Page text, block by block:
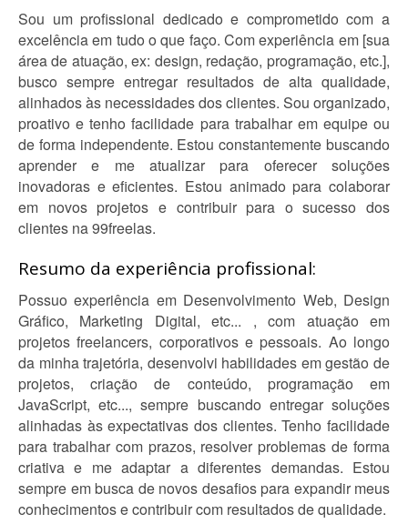
Sou um profissional dedicado e comprometido com a
excelência em tudo o que faço. Com experiência em [sua
área de atuação, ex: design, redação, programação, etc.],
busco sempre entregar resultados de alta qualidade,
alinhados às necessidades dos clientes. Sou organizado,
proativo e tenho facilidade para trabalhar em equipe ou
de forma independente. Estou constantemente buscando
aprender e me atualizar para oferecer soluções
inovadoras e eficientes. Estou animado para colaborar
em novos projetos e contribuir para o sucesso dos
clientes na 99freelas.
Resumo da experiência profissional:
Possuo experiência em Desenvolvimento Web, Design
Gráfico, Marketing Digital, etc... , com atuação em
projetos freelancers, corporativos e pessoais. Ao longo
da minha trajetória, desenvolvi habilidades em gestão de
projetos, criação de conteúdo, programação em
JavaScript, etc..., sempre buscando entregar soluções
alinhadas às expectativas dos clientes. Tenho facilidade
para trabalhar com prazos, resolver problemas de forma
criativa e me adaptar a diferentes demandas. Estou
sempre em busca de novos desafios para expandir meus
conhecimentos e contribuir com resultados de qualidade.